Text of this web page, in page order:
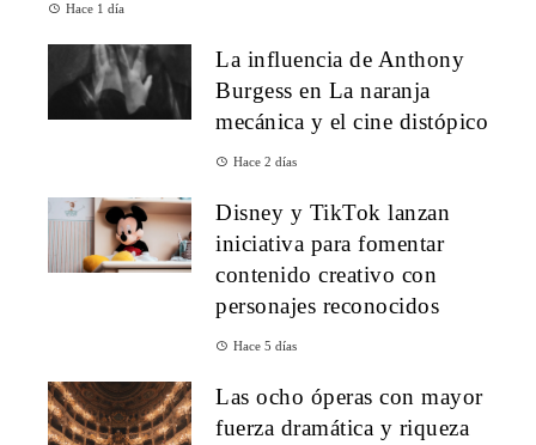
Hace 1 día
La influencia de Anthony
Burgess en La naranja
mecánica y el cine distópico
Hace 2 días
Disney y TikTok lanzan
iniciativa para fomentar
contenido creativo con
personajes reconocidos
Hace 5 días
Las ocho óperas con mayor
fuerza dramática y riqueza